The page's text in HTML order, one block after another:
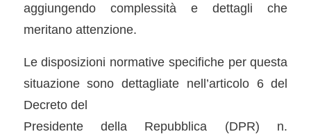
aggiungendo complessità e dettagli che
meritano attenzione.
Le disposizioni normative specifiche per questa
situazione sono dettagliate nell’articolo 6 del
Decreto del
Presidente della Repubblica (DPR) n.